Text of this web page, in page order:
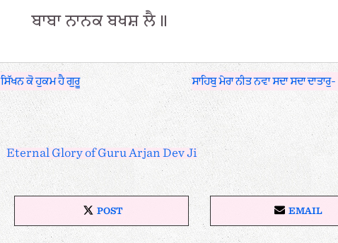
ਬਾਬਾ ਨਾਨਕ ਬਖਸ਼ ਲੈ॥
ਸਿੱਖਨ ਕੋ ਹੁਕਮ ਹੈ ਗੁਰੂ
ਸਾਹਿਬੁ ਮੇਰਾ ਨੀਤ ਨਵਾ ਸਦਾ ਸਦਾ ਦਾਤਾਰੁ-
Eternal Glory of Guru Arjan Dev Ji
POST
M
EMAIL